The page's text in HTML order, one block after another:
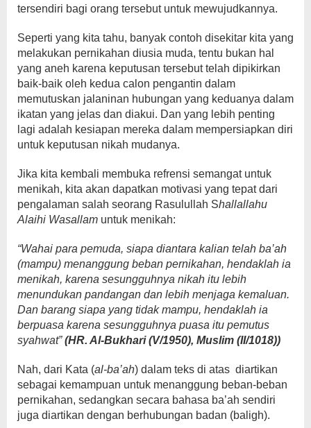
tersendiri bagi orang tersebut untuk mewujudkannya.
Seperti yang kita tahu, banyak contoh disekitar kita yang
melakukan pernikahan diusia muda, tentu bukan hal
yang aneh karena keputusan tersebut telah dipikirkan
baik-baik oleh kedua calon pengantin dalam
memutuskan jalaninan hubungan yang keduanya dalam
ikatan yang jelas dan diakui. Dan yang lebih penting
lagi adalah kesiapan mereka dalam mempersiapkan diri
untuk keputusan nikah mudanya.
Jika kita kembali membuka refrensi semangat untuk
menikah, kita akan dapatkan motivasi yang tepat dari
pengalaman salah seorang Rasulullah Shallallahu
Alaihi Wasallam untuk menikah:
“Wahai para pemuda, siapa diantara kalian telah ba’ah
(mampu) menanggung beban pernikahan, hendaklah ia
menikah, karena sesungguhnya nikah itu lebih
menundukan pandangan dan lebih menjaga kemaluan.
Dan barang siapa yang tidak mampu, hendaklah ia
berpuasa karena sesungguhnya puasa itu pemutus
syahwat”(HR. Al-Bukhari (V/1950), Muslim (II/1018))
Nah, dari Kata (al-ba’ah) dalam teks di atas diartikan
sebagai kemampuan untuk menanggung beban-beban
pernikahan, sedangkan secara bahasa ba’ah sendiri
juga diartikan dengan berhubungan badan (baligh).